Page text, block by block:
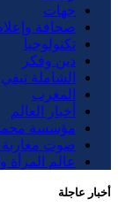
جهات
صحافة
تكنولوجيا
دين وفكر
الشاملة تيفي
المغرب
أخبار العالم
مؤسسة محمد
صوت مغاربة
عالم المرأة
أخبار عاجلة